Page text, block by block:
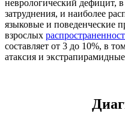
неврологический дефицит,
затруднения, и наиболее
языковые и поведенческие
взрослых
составляет от 3 до 10%, в
атаксия и